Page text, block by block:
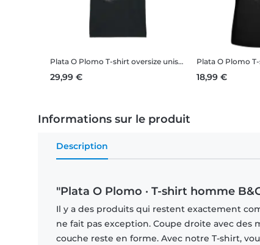
Plata O Plomo T-shirt oversize unisexe en coton bio Stanley Stella 2.0
29,99 €
Plata O Plomo
18,99 €
Informations sur le produit
Description
"Plata O Plomo · T-shirt homme
Il y a des produits qui restent exactement
ne fait pas exception. Coupe droite avec des
couche reste en forme. Avec notre T-shirt,